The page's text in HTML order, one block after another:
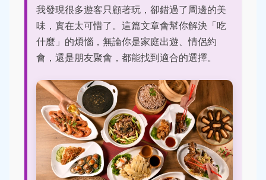
我發現很多遊客只顧著玩，卻錯過了周邊的美
味，實在太可惜了。這篇文章會幫你解決「吃
什麼」的煩惱，無論你是家庭出遊、情侶約
會，還是朋友聚會，都能找到適合的選擇。